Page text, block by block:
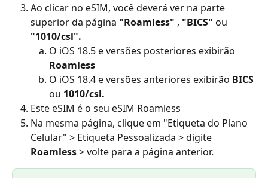
Ao clicar no eSIM, você deverá ver na parte
superior da página "Roamless" , "BICS" ou
"1010/csl".
O iOS 18.5 e versões posteriores exibirão
Roamless
O iOS 18.4 e versões anteriores exibirão BICS
ou 1010/csl.
Este eSIM é o seu eSIM Roamless
Na mesma página, clique em "Etiqueta do Plano
Celular" > Etiqueta Pessoalizada > digite
Roamless > volte para a página anterior.